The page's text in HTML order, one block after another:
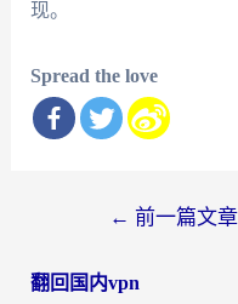
现。
Spread the love
导
← 前一篇文章
翻回国内vpn